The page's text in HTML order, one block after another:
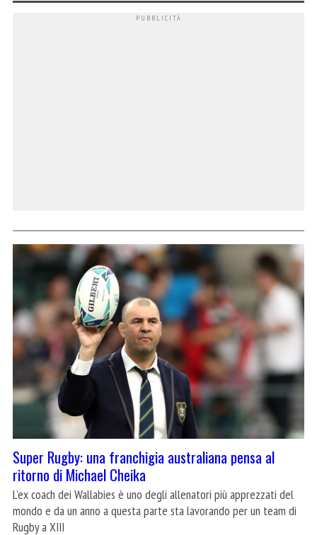
Super Rugby: una franchigia australiana pensa al
ritorno di Michael Cheika
L'ex coach dei Wallabies è uno degli allenatori più apprezzati del
mondo e da un anno a questa parte sta lavorando per un team di
Rugby a XIII